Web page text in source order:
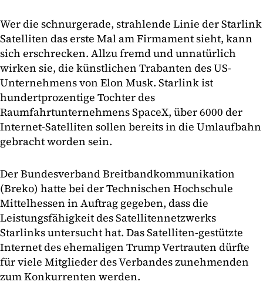
Wer die schnurgerade, strahlende Linie der Starlink
Satelliten das erste Mal am Firmament sieht, kann
sich erschrecken. Allzu fremd und unnatürlich
wirken sie, die künstlichen Trabanten des US-
Unternehmens von Elon Musk. Starlink ist
hundertprozentige Tochter des
Raumfahrtunternehmens SpaceX, über 6000 der
Internet-Satelliten sollen bereits in die Umlaufbahn
gebracht worden sein.
Der Bundesverband Breitbandkommunikation
(Breko) hatte bei der Technischen Hochschule
Mittelhessen in Auftrag gegeben, dass die
Leistungsfähigkeit des Satellitennetzwerks
Starlinks untersucht hat. Das Satelliten-gestützte
Internet des ehemaligen Trump Vertrauten dürfte
für viele Mitglieder des Verbandes zunehmenden
zum Konkurrenten werden.